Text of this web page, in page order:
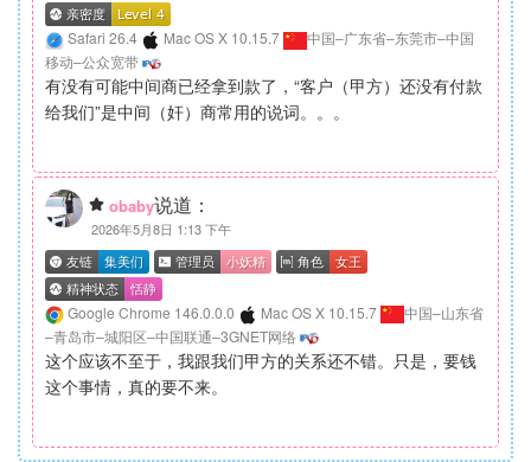
Safari 26.4 Mac OS X 10.15.7
中国–广东省–东莞市–中国
移动–公众宽带
有没有可能中间商已经拿到款了，“客户（甲方）还没有付款
给我们”是中间（奸）商常用的说词。。。
obaby说道：
2026年5月8日 1:13 下午
Google Chrome 146.0.0.0 Mac OS X 10.15.7
中国–山东省
–青岛市–城阳区–中国联通–3GNET网络
这个应该不至于，我跟我们甲方的关系还不错。只是，要钱
这个事情，真的要不来。